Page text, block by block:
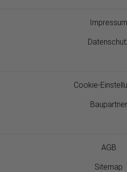
Impressum
Cookie-
Baupartner
AGB
Sitemap